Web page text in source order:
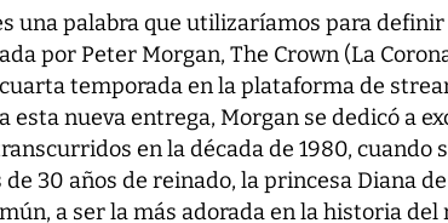
una palabra que utilizaríamos para
por Peter Morgan, The Crown (La
temporada en la plataforma de
esta nueva entrega, Morgan se dedicó a
en la década de 1980, cuando
30 años de reinado, la princesa Diana
a ser la más adorada en la historia